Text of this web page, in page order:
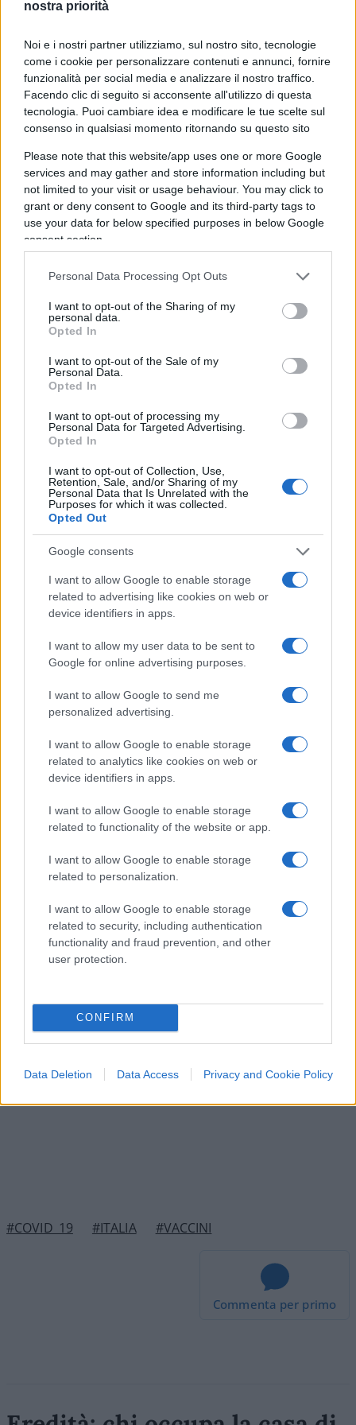
nostra priorità
Noi e i nostri partner utilizziamo, sul nostro sito, tecnologie
come i cookie per personalizzare contenuti e annunci, fornire
funzionalità per social media e analizzare il nostro traffico.
Facendo clic di seguito si acconsente all'utilizzo di questa
tecnologia. Puoi cambiare idea e modificare le tue scelte sul
consenso in qualsiasi momento ritornando su questo sito
Please note that this website/app uses one or more Google
services and may gather and store information including but
not limited to your visit or usage behaviour. You may click to
grant or deny consent to Google and its third-party tags to
use your data for below specified purposes in below Google
consent section.
Personal Data Processing Opt Outs
I want to opt-out of the Sharing of my
personal data.
Opted In
I want to opt-out of the Sale of my
Personal Data.
Opted In
I want to opt-out of processing my
Personal Data for Targeted Advertising.
Opted In
I want to opt-out of Collection, Use,
Retention, Sale, and/or Sharing of my
Personal Data that Is Unrelated with the
Purposes for which it was collected.
Opted Out
Google consents
I want to allow Google to enable storage
related to advertising like cookies on web or
device identifiers in apps.
I want to allow my user data to be sent to
Google for online advertising purposes.
I want to allow Google to send me
personalized advertising.
I want to allow Google to enable storage
related to analytics like cookies on web or
device identifiers in apps.
I want to allow Google to enable storage
related to functionality of the website or app.
I want to allow Google to enable storage
related to personalization.
I want to allow Google to enable storage
related to security, including authentication
functionality and fraud prevention, and other
user protection.
CONFIRM
Data Deletion Data Access Privacy and Cookie Policy
per numero di casi da inizio epidemia:
precedente);Veneto(+12,7%, da +37,2%);
Campania(+5,1% da +26,1%);Emilia Romagna
(+17,8%, da +20,0%). Sulla base dell’andamento
epidemico il totale reale dei casi aumenterebbero
di circa 5.000 unità.
Ma ci sono altri numeri da evidenziare che
completano il quadro attuale. I vaccinati a ciclo
completo entro i 5 mesi, o dopo la dose
aggiuntiva, avrebbero un rischio di ricovero 12
volte inferiore rispetto ai non vaccinati. Per gli
volte dopo la terza dose.
Inoltre, sempre secondo Paolo Spada
finire in terapia intensiva(gli anziani fino a 100
volte meno, dopo il booster), e 10 volte meno di
morire per Covid (gli anziani fino a 120 volte
meno, con la terza dose).
“Non sappiamo se questo vantaggio sia ancora
temporaneo o diverrà definitivo, dopo le tre dosi,
ma non c’è alcuna buona ragione per non
goderne, specialmente ora che la circolazione
virale (e dunque il rischio di contagio) è 10 volte
maggiore della scorsa estate. Chi ritarda dopo i 5
mesi sappia che le due dosi lo proteggono tuttora
discretamente dal rischio di ricovero, TI e
decesso, ma che potrebbe essere protetto da 3 a 7
l’effetto iniziale si ridurrà ulteriormente nel
tempo)”.
persone – la terza dose agirebbe, secondo le
stime di infettivologi ed epidemiologi, in modo
significativo, ridurrebbe il rischio di oltre 10 volte
rispetto ai non vaccinati, e di 4 volte rispetto ai
vaccinati ritardatari. Discorso a parte meritano i
loro la vaccinazione è appena cominciata.
Lorenzo Palma, 15 dicembre 2021
#COVID_19 #ITALIA #VACCINI
Commenta per primo